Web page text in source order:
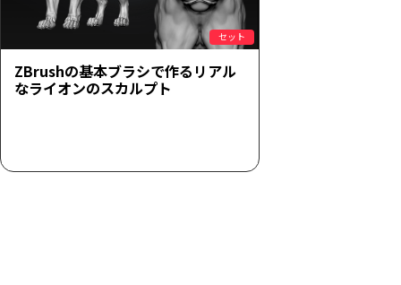
セット
ZBrushの基本ブラシで作るリアル
なライオンのスカルプト